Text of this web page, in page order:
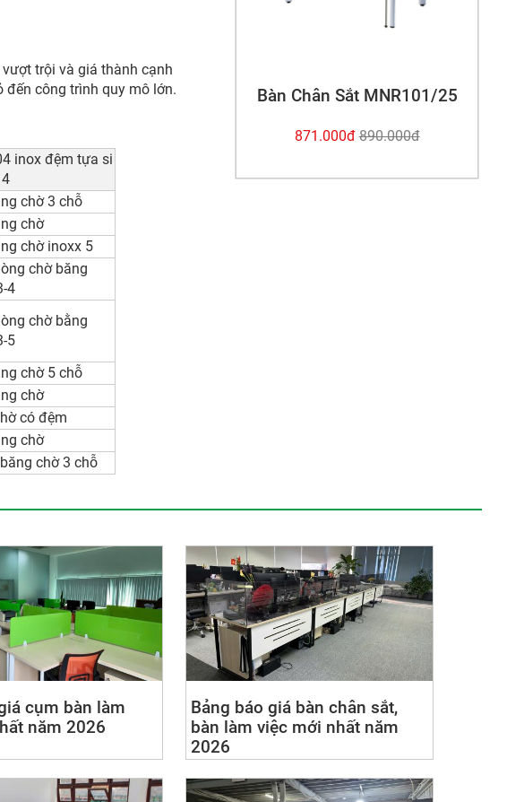
trội và giá thành cạnh
đến công trình quy mô lớn.
inox đệm tựa si
chờ 3 chỗ
chờ
chờ inoxx 5
chờ băng
4
chờ bằng
5
chờ 5 chỗ
chờ
có đệm
chờ
chờ 3 chỗ
Bàn Chân Sắt MNR101/25
871.000đ 890.000đ
cụm bàn làm
năm 2026
Bảng báo giá bàn chân sắt,
bàn làm việc mới nhất năm
2026